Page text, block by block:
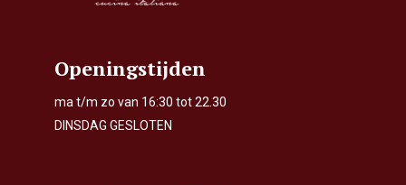
Openingstijden
ma t/m zo van 16:30 tot 22.30
DINSDAG GESLOTEN